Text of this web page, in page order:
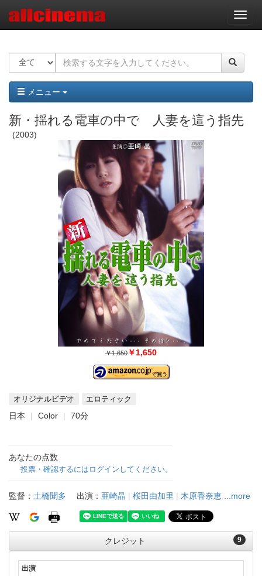
ナ
ビ
ー
ョ
ン
メニュー
新・揺れる電車の中で 人妻を這う指先
2003
￥1,650 ￥1,650
オリジナルビデオ エロティック
日本 Color 70分
あなたの点数
投票・確認するにはログインしてください。
監督： 土橋聞多 出演： 亜崎晶 | 桜田由加里 | 木原香奈恵 ...more
9
クレジット
出演